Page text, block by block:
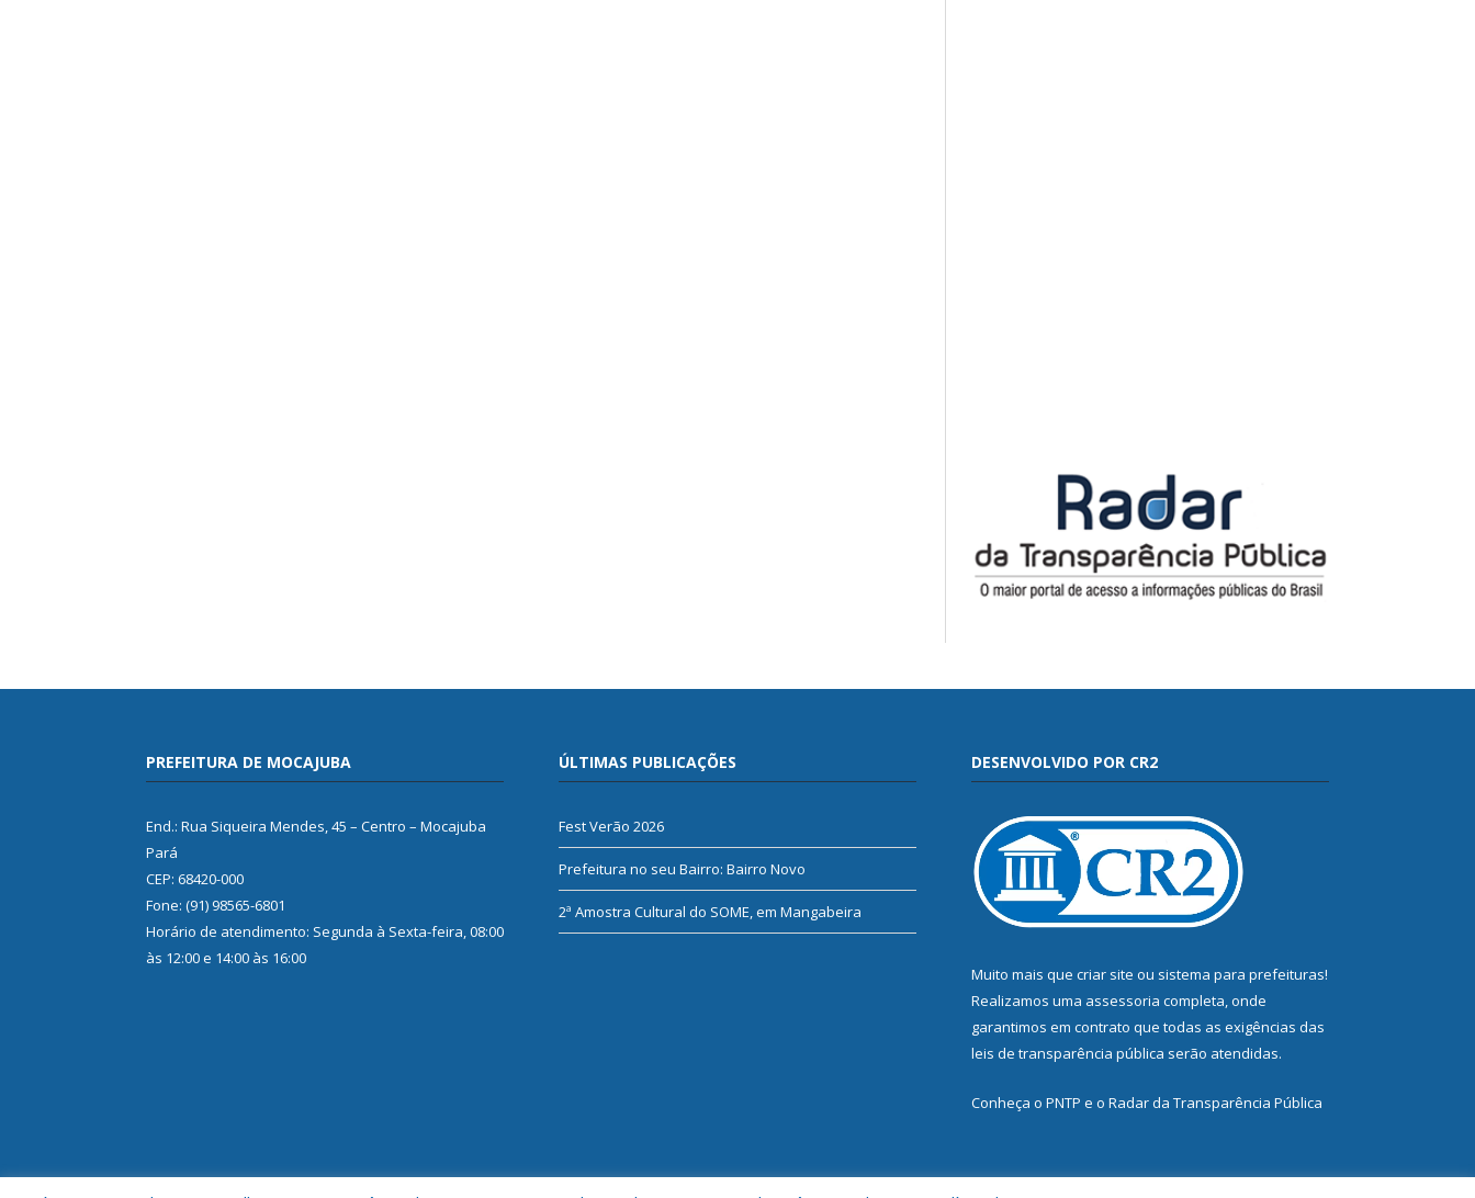
PREFEITURA DE MOCAJUBA
End.: Rua Siqueira Mendes, 45 – Centro – Mocajuba
Pará
CEP: 68420-000
Fone: (91) 98565-6801
Horário de atendimento: Segunda à Sexta-feira, 08:00
às 12:00 e 14:00 às 16:00
ÚLTIMAS PUBLICAÇÕES
Fest Verão 2026
Prefeitura no seu Bairro: Bairro Novo
2ª Amostra Cultural do SOME, em Mangabeira
DESENVOLVIDO POR CR2
Muito mais que criar site ou sistema para prefeituras!
Realizamos uma assessoria completa, onde
garantimos em contrato que todas as exigências das
leis de transparência pública serão atendidas.
Conheça o PNTP e o Radar da Transparência Pública